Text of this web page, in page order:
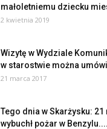
małoletniemu dziecku
2 kwietnia 2019
Wizytę w Wydziale
w starostwie można
21 marca 2017
Tego dnia w Skarżysku: 21
wybuchł pożar w Benzylu....